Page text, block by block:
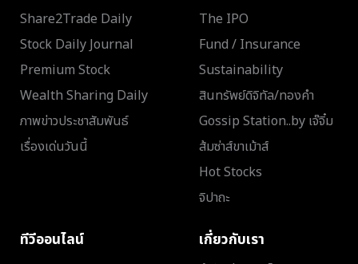
Share2Trade Daily
Stock Daily Journal
Premium Stock
Wealth Sharing Daily
ภาพข่าวประชาสัมพันธ์
เรื่องเด่นวันนี้
The IPO
Fund / Insurance
Sustainability
สินทรัพย์ดิจิทัล/ทองคำ
Gossip Station..by เจ๊จิ๋ม
ส้มซ่าส์ขาเม้าส์
Hot Stocks
จิปาถะ
ทีวีออนไลน์ เกี่ยวกับเรา